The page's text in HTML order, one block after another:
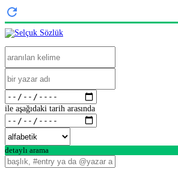
ile aşağıdaki tarih arasında
detaylı arama